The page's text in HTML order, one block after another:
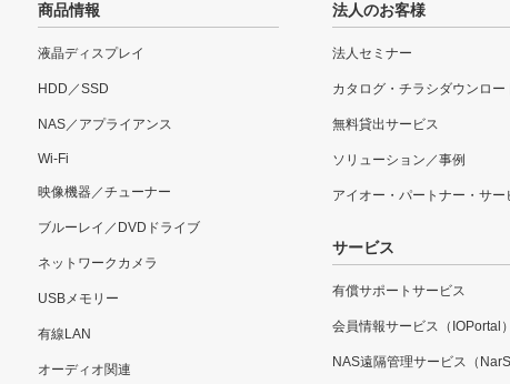
商品情報
液晶ディスプレイ
HDD／SSD
NAS／アプライアンス
Wi-Fi
映像機器／チューナー
ブルーレイ／DVDドライブ
ネットワークカメラ
USBメモリー
有線LAN
オーディオ関連
法人のお客様
法人セミナー
カタログ・チラシダウンロー
無料貸出サービス
ソリューション／事例
アイオー・パートナー・サー
サービス
有償サポートサービス
会員情報サービス（IOPortal）
NAS遠隔管理サービス（